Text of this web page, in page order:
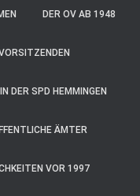
DER OV AB 1948
DER SPD HEMMINGEN
ÄMTER
VOR 1997